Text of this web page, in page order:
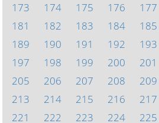
173
174 175 176 177
181
182 183 184 185
189
190 191 192 193
197
198 199 200 201
205
206 207 208 209
213
214 215 216 217
221
222 223 224 225